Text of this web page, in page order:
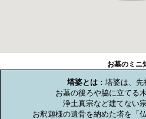
お墓のミニ
塔婆とは：塔婆は、先
お墓の後ろや脇に立てる
浄土真宗など建てない
お釈迦様の遺骨を納めた塔を「